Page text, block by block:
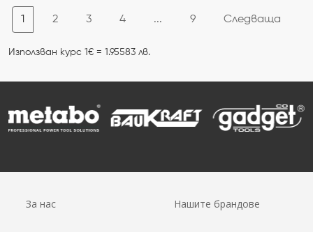
1 2 3 4 ... 9 Следваща
Използван курс 1€ = 1.95583 лв.
За нас Нашите брандове